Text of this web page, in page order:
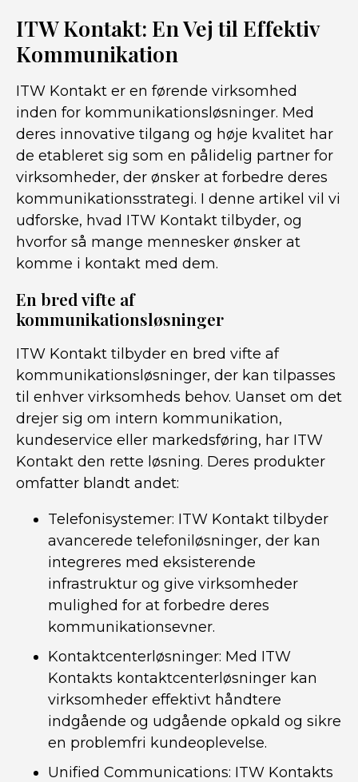
ITW Kontakt: En Vej til Effektiv
Kommunikation
ITW Kontakt er en førende virksomhed
inden for kommunikationsløsninger. Med
deres innovative tilgang og høje kvalitet har
de etableret sig som en pålidelig partner for
virksomheder, der ønsker at forbedre deres
kommunikationsstrategi. I denne artikel vil vi
udforske, hvad ITW Kontakt tilbyder, og
hvorfor så mange mennesker ønsker at
komme i kontakt med dem.
En bred vifte af
kommunikationsløsninger
ITW Kontakt tilbyder en bred vifte af
kommunikationsløsninger, der kan tilpasses
til enhver virksomheds behov. Uanset om det
drejer sig om intern kommunikation,
kundeservice eller markedsføring, har ITW
Kontakt den rette løsning. Deres produkter
omfatter blandt andet:
Telefonisystemer: ITW Kontakt tilbyder
avancerede telefoniløsninger, der kan
integreres med eksisterende
infrastruktur og give virksomheder
mulighed for at forbedre deres
kommunikationsevner.
Kontaktcenterløsninger: Med ITW
Kontakts kontaktcenterløsninger kan
virksomheder effektivt håndtere
indgående og udgående opkald og sikre
en problemfri kundeoplevelse.
Unified Communications: ITW Kontakts